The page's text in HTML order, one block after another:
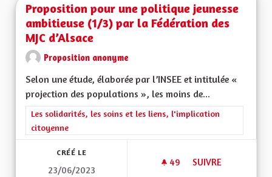
Proposition pour une politique jeunesse
ambitieuse (1/3) par la Fédération des
MJC d’Alsace
Proposition anonyme
Selon une étude, élaborée par l’INSEE et intitulée «
projection des populations », les moins de...
Filtrer les résultats de la catégorie : Les solidarités, les soins
Les solidarités, les soins et les liens, l'implication
citoyenne
CRÉÉ LE
23/06/2023
49 49 ABONNÉS
SUIVRE